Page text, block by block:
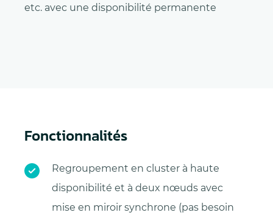
etc. avec une disponibilité permanente
Fonctionnalités
Regroupement en cluster à haute
disponibilité et à deux nœuds avec
mise en miroir synchrone (pas besoin